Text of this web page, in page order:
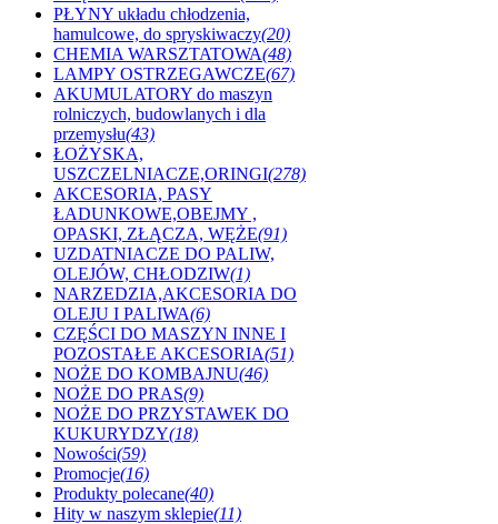
PŁYNY układu chłodzenia,
hamulcowe, do spryskiwaczy(20)
CHEMIA WARSZTATOWA(48)
LAMPY OSTRZEGAWCZE(67)
AKUMULATORY do maszyn
rolniczych, budowlanych i dla
przemysłu(43)
ŁOŻYSKA,
USZCZELNIACZE,ORINGI(278)
AKCESORIA, PASY
ŁADUNKOWE,OBEJMY ,
OPASKI, ZŁĄCZA, WĘŻE(91)
UZDATNIACZE DO PALIW,
OLEJÓW, CHŁODZIW(1)
NARZEDZIA,AKCESORIA DO
OLEJU I PALIWA(6)
CZĘŚCI DO MASZYN INNE I
POZOSTAŁE AKCESORIA(51)
NOŻE DO KOMBAJNU(46)
NOŻE DO PRAS(9)
NOŻE DO PRZYSTAWEK DO
KUKURYDZY(18)
Nowości(59)
Promocje(16)
Produkty polecane(40)
Hity w naszym sklepie(11)